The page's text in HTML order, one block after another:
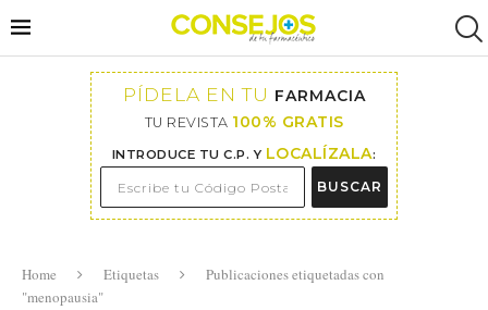
PÍDELA EN TU FARMACIA
TU REVISTA 100% GRATIS
INTRODUCE TU C.P. Y LOCALÍZALA:
BUSCAR
Home Etiquetas
Publicaciones etiquetadas con
"menopausia"